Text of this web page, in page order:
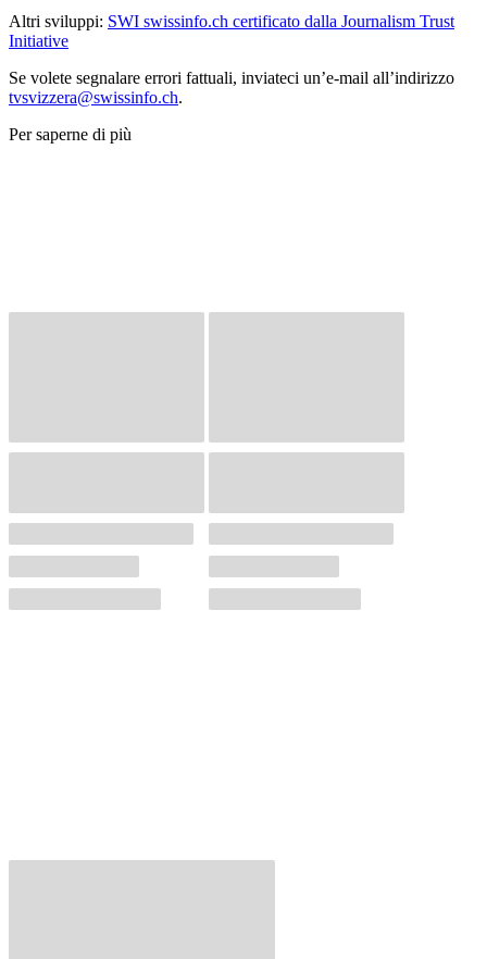
Altri sviluppi: SWI swissinfo.ch certificato dalla Journalism Trust
Initiative
Se volete segnalare errori fattuali, inviateci un’e-mail all’indirizzo
tvsvizzera@swissinfo.ch.
Per saperne di più